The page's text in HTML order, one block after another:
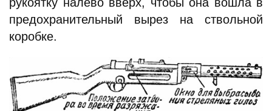
предохранительный вырез на ствольной
коробке.